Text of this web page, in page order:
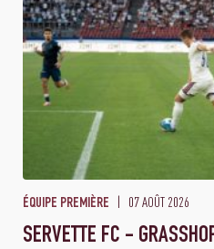
ÉQUIPE PREMIÈRE 07 AOÛT 2026
SERVETTE FC -